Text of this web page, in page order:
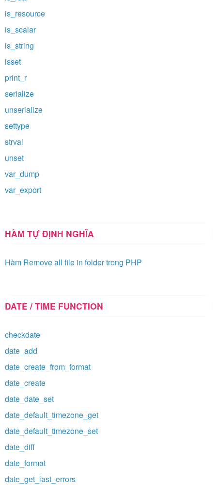
is_resource
is_scalar
is_string
isset
print_r
serialize
unserialize
settype
strval
unset
var_dump
var_export
HÀM TỰ ĐỊNH NGHĨA
Hàm Remove all file in folder trong PHP
DATE / TIME FUNCTION
checkdate
date_add
date_create_from_format
date_create
date_date_set
date_default_timezone_get
date_default_timezone_set
date_diff
date_format
date_get_last_errors